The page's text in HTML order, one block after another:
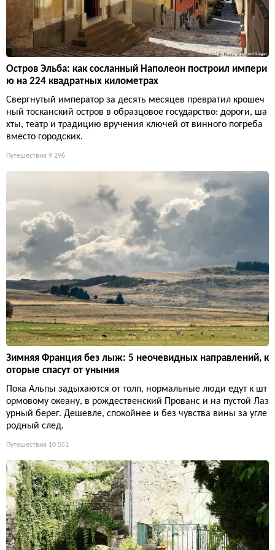
Остров Эльба: как сосланный Наполеон построил импери
ю на 224 квадратных километрах
Свергнутый император за десять месяцев превратил крошеч
ный тосканский остров в образцовое государство: дороги, ша
хты, театр и традицию вручения ключей от винного погреба
вместо городских.
Путешествия 9 296
Зимняя Франция без лыж: 5 неочевидных направлений, к
оторые спасут от уныния
Пока Альпы задыхаются от толп, нормальные люди едут к шт
ормовому океану, в рождественский Прованс и на пустой Лаз
урный берег. Дешевле, спокойнее и без чувства вины за угле
родный след.
Путешествия 10 551